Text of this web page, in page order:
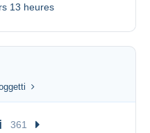
13 heures
361